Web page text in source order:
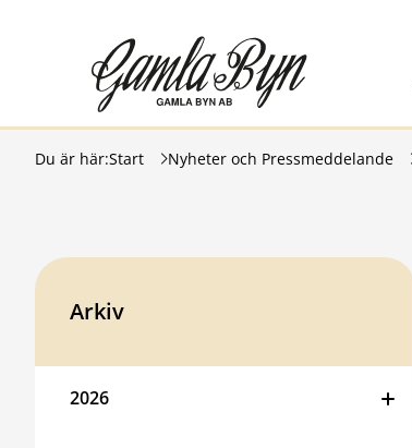
Hoppa till innehåll
Gamla Byn AB
Du är här:Start Nyheter och Pressmeddelande
Arkiv
2026